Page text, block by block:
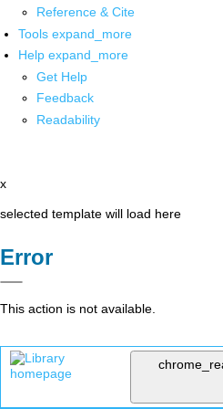
Reference & Cite
Tools expand_more
Help expand_more
Get Help
Feedback
Readability
x
selected template will load here
Error
This action is not available.